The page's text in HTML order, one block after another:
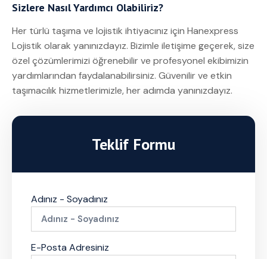
Sizlere Nasıl Yardımcı Olabiliriz?
Her türlü taşıma ve lojistik ihtiyacınız için Hanexpress
Lojistik olarak yanınızdayız. Bizimle iletişime geçerek, size
özel çözümlerimizi öğrenebilir ve profesyonel ekibimizin
yardımlarından faydalanabilirsiniz. Güvenilir ve etkin
taşımacılık hizmetlerimizle, her adımda yanınızdayız.
Teklif Formu
Adınız - Soyadınız
E-Posta Adresiniz